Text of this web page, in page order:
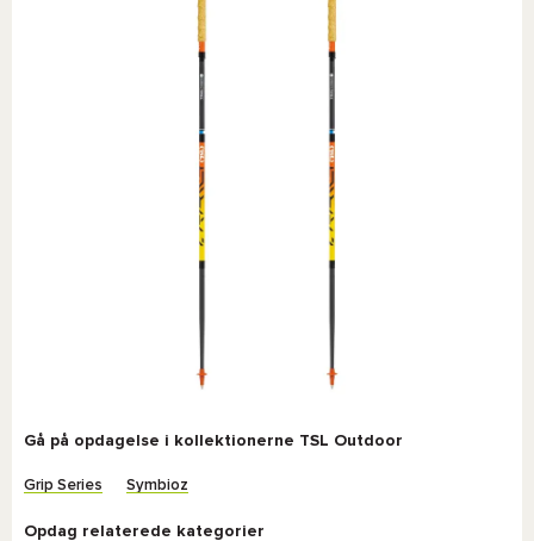
Gå på opdagelse i kollektionerne TSL Outdoor
Grip Series Symbioz
Opdag relaterede kategorier